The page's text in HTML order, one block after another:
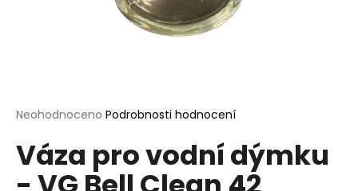
Průměrné
produktu
je
Neohodnoceno Podrobnosti hodnocení
Váza pro vodní dýmku
HLEDAT